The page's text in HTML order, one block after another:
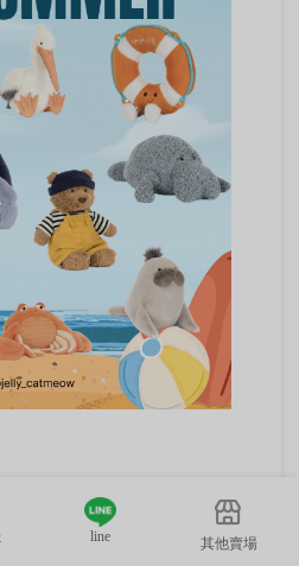
line 其他賣場